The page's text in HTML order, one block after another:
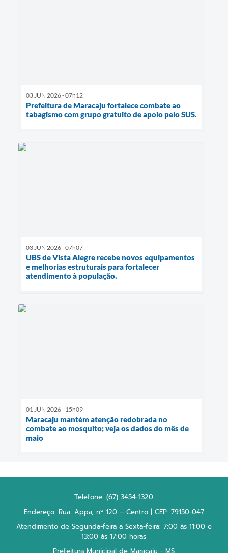
03 JUN 2026 - 07h12
Prefeitura de Maracaju fortalece combate ao
tabagismo com grupo gratuito de apoio pelo SUS.
03 JUN 2026 - 07h07
UBS de Vista Alegre recebe novos equipamentos
e melhorias estruturais para fortalecer
atendimento à população.
01 JUN 2026 - 15h09
Maracaju mantém atenção redobrada no
combate ao mosquito; veja os dados do mês de
maio
Telefone: (67) 3454-1320
Endereço: Rua: Appa, nº 120 – Centro | CEP: 79150-047
Atendimento de Segunda-feira a Sexta-feira: 7:00 às 11:00 e
13:00 às 17:00 horas